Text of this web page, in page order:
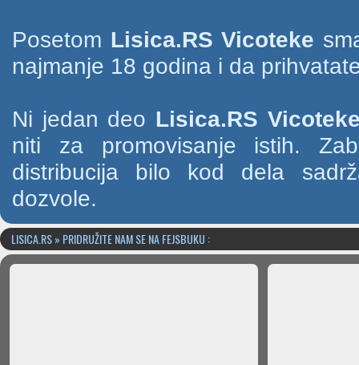
Posetom Lisica.RS Vicoteke
najmanje 18 godina i da
Ni jedan deo Lisica.RS
niti za promovisanje istih.
distribucija bilo kod dela
dozvole.
LISICA.RS » PRIDRUŽITE NAM SE NA FEJSBUKU :